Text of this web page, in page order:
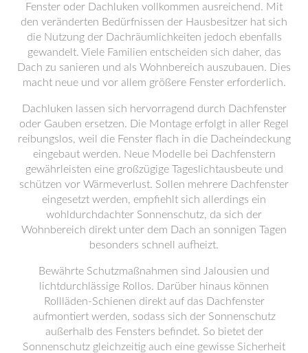
Fenster oder Dachluken vollkommen ausreichend. Mit
den veränderten Bedürfnissen der Hausbesitzer hat sich
die Nutzung der Dachräumlichkeiten jedoch ebenfalls
gewandelt. Viele Familien entscheiden sich daher, das
Dach zu sanieren und als Wohnbereich auszubauen. Dies
macht neue und vor allem größere Fenster erforderlich.
Dachluken lassen sich hervorragend durch Dachfenster
oder Gauben ersetzen. Die Montage erfolgt in aller Regel
reibungslos, weil die Fenster flach in die Dacheindeckung
eingebaut werden. Neue Modelle bei Dachfenstern
gewährleisten eine großzügige Tageslichtausbeute und
schützen vor Wärmeverlust. Sollen mehrere Dachfenster
eingesetzt werden, empfiehlt sich allerdings ein
wohldurchdachter Sonnenschutz, da sich der
Wohnbereich direkt unter dem Dach an sonnigen Tagen
besonders schnell aufheizt.
Bewährte Schutzmaßnahmen sind Jalousien und
lichtdurchlässige Rollos. Darüber hinaus können
Rollläden-Schienen direkt auf das Dachfenster
aufmontiert werden, sodass sich der Sonnenschutz
außerhalb des Fensters befindet. So bietet der
Sonnenschutz gleichzeitig auch eine gewisse Sicherheit